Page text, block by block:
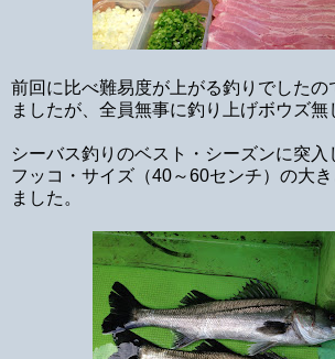
前回に比べ難易度が上がる釣りでしたの
ましたが、全員無事に釣り上げボウズ無
シーバス釣りのベスト・シーズンに突入
フッコ・サイズ（40～60センチ）の大
ました。